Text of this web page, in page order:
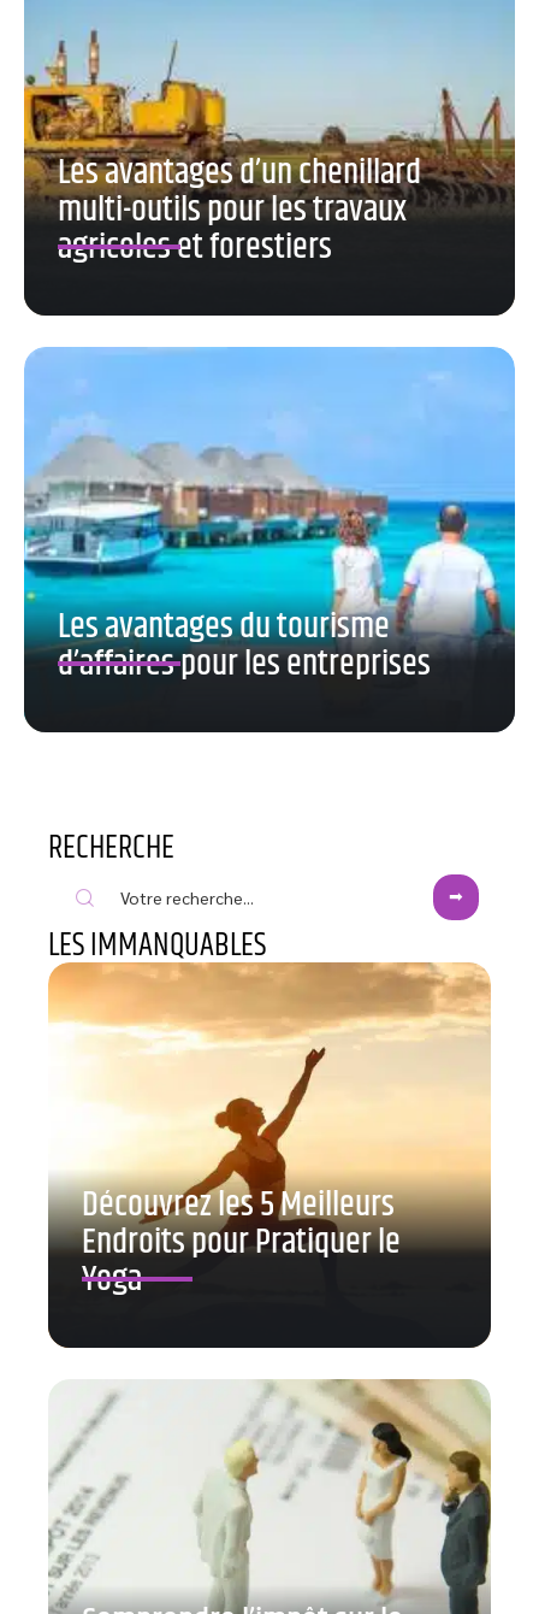
Les avantages d’un chenillard
multi-outils pour les travaux
agricoles et forestiers
Les avantages du tourisme
d’affaires pour les entreprises
RECHERCHE
LES IMMANQUABLES
Découvrez les 5 Meilleurs
Endroits pour Pratiquer le
Yoga